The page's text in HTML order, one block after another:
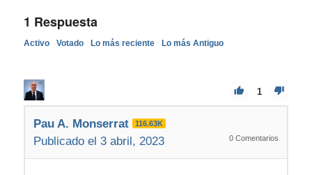
1 Respuesta
Activo Votado Lo más reciente Lo más Antiguo
1
Pau A. Monserrat 116.63K
Publicado el 3 abril, 2023 0 Comentarios